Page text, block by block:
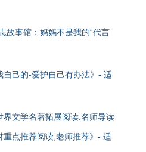
故事馆：妈妈不是我的“代言
自己的-爱护自己有办法》- 适
文学名著拓展阅读:名师导读
重点推荐阅读,老师推荐》- 适